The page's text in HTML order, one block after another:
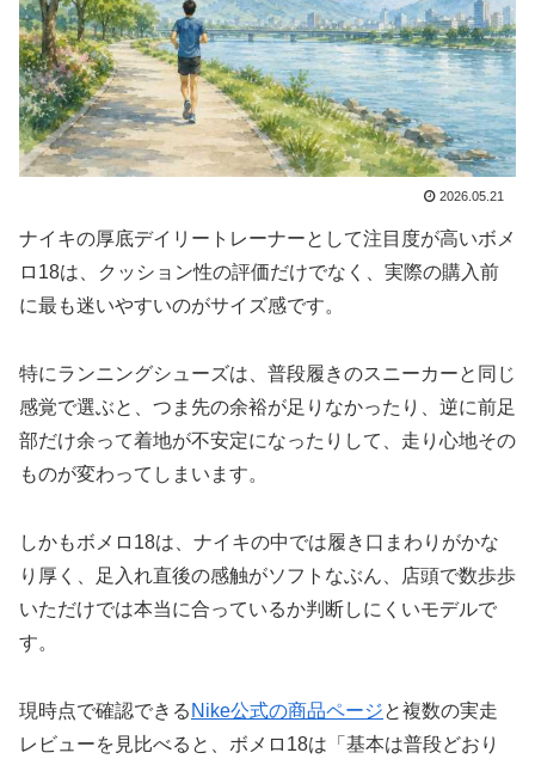
2026.05.21
ナイキの厚底デイリートレーナーとして注目度が高いボメ
ロ18は、クッション性の評価だけでなく、実際の購入前
に最も迷いやすいのがサイズ感です。
特にランニングシューズは、普段履きのスニーカーと同じ
感覚で選ぶと、つま先の余裕が足りなかったり、逆に前足
部だけ余って着地が不安定になったりして、走り心地その
ものが変わってしまいます。
しかもボメロ18は、ナイキの中では履き口まわりがかな
り厚く、足入れ直後の感触がソフトなぶん、店頭で数歩歩
いただけでは本当に合っているか判断しにくいモデルで
す。
現時点で確認できる Nike公式の商品ページと複数の実走
レビューを見比べると、ボメロ18は「基本は普段どおり